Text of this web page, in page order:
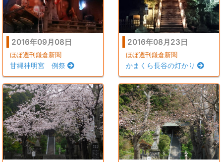
2016年09月08日
ほぼ週刊鎌倉新聞
甘縄神明宮 例祭
2016年08月23日
ほぼ週刊鎌倉新聞
かまくら長谷の灯かり